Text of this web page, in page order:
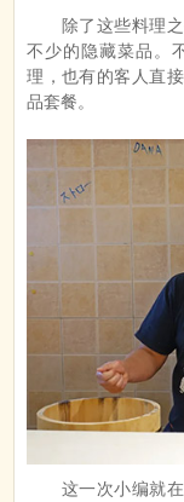
除了这些料理
不少的隐藏菜品。
理，也有的客人直
品套餐。
这一次小编就